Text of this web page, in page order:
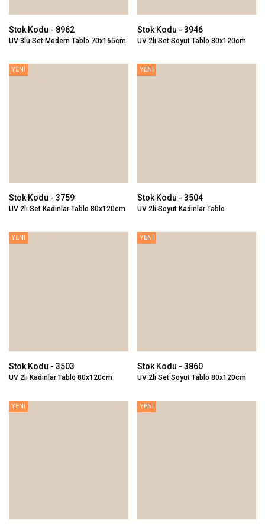
Stok Kodu - 8962
UV 3lü Set Modern Tablo 70x165cm
Stok Kodu - 3946
UV 2li Set Soyut Tablo 80x120cm
YENİ
Stok Kodu - 3759
UV 2li Set Kadınlar Tablo 80x120cm
YENİ
Stok Kodu - 3504
UV 2li Soyut Kadınlar Tablo
YENİ
Stok Kodu - 3503
UV 2li Kadınlar Tablo 80x120cm
YENİ
Stok Kodu - 3860
UV 2li Set Soyut Tablo 80x120cm
YENİ YENİ